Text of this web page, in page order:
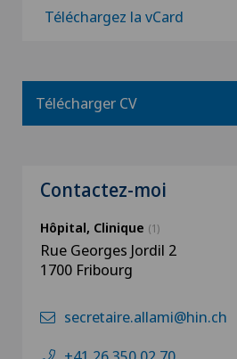
Téléchargez la vCard
Télécharger CV
Contactez-moi
Hôpital, Clinique (1)
Rue Georges Jordil 2
1700 Fribourg
secretaire.allami@hin.ch